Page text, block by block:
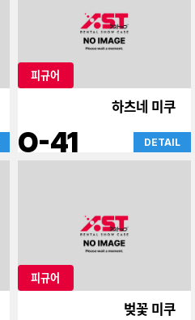
피규어
하츠네 미쿠
O-41 DETAIL
피규어
벚꽃 미쿠